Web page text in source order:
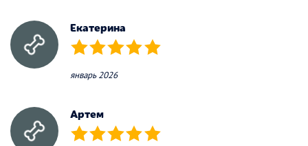
Екатерина
(*) (*) (*) (*) (*)
январь 2026
Артем
(*) (*) (*) (*) (*)